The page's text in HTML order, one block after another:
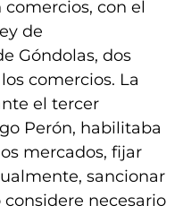
con el
de
Góndolas, dos
comercios. La
el tercer
Perón, habilitaba
mercados, fijar
sancionar
necesario